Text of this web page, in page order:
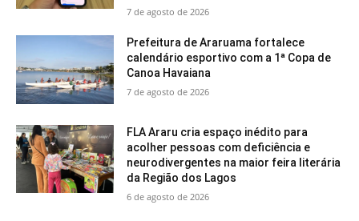
7 de agosto de 2026
Prefeitura de Araruama fortalece
calendário esportivo com a 1ª Copa de
Canoa Havaiana
7 de agosto de 2026
FLA Araru cria espaço inédito para
acolher pessoas com deficiência e
neurodivergentes na maior feira literária
da Região dos Lagos
6 de agosto de 2026